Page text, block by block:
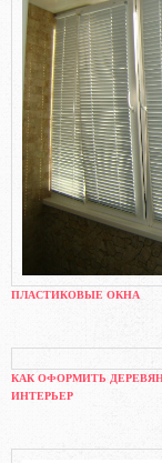
ПЛАСТИКОВЫЕ ОКНА
КАК ОФОРМИТЬ
ИНТЕРЬЕР